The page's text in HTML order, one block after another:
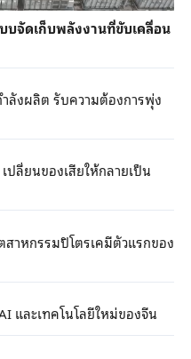
บจัดเก็บพลังงานที่ขับเคลื่อน
ลังผลิต รับความต้องการพุ่ง
ลี่ยนของเสียให้กลายเป็น
าหกรรมปิโตรเคมีตัวแรกของ
และเทคโนโลยีใหม่ของจีน